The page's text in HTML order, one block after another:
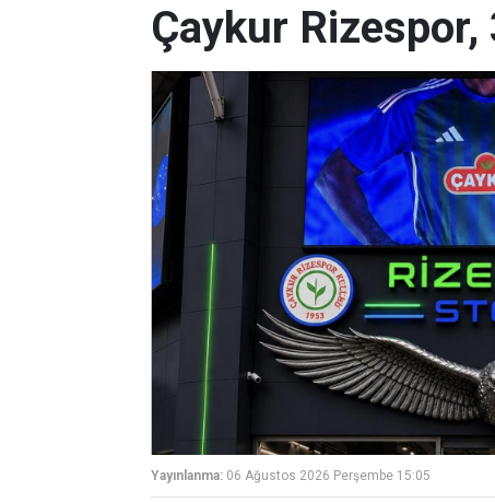
Çaykur Rizespor,
Yayınlanma: 06 Ağustos 2026 Perşembe 15:05